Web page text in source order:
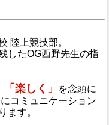
陸上競技部。
したOG西野先生の指
「楽しく」
を念頭に
コミュニケーション
ます。